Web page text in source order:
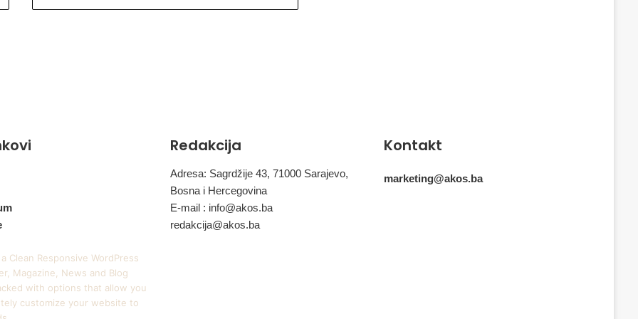
Clean Responsive WordPress
Magazine, News and Blog
with options that allow you
customize your website to
Redakcija
Adresa: Sagrdžije 43, 71000 Sarajevo,
Bosna i Hercegovina
E-mail : info@akos.ba
redakcija@akos.ba
Kontakt
marketing@akos.ba